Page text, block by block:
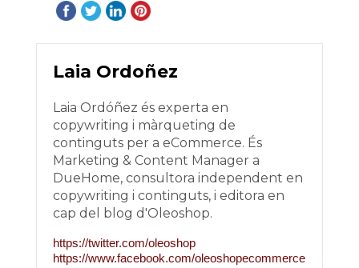
Laia Ordoñez
Laia Ordóñez és experta en
copywriting i màrqueting de
continguts per a eCommerce. És
Marketing & Content Manager a
DueHome, consultora independent en
copywriting i continguts, i editora en
cap del blog d'Oleoshop.
https://twitter.com/oleoshop
https://www.facebook.com/oleoshopecommerce